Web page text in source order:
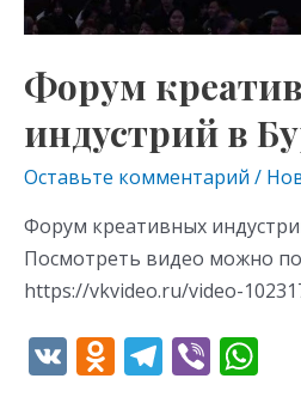
Форум
индустрий в
Оставьте комментарий /
Форум креативных
Посмотреть видео можно по
https://vkvideo.ru/video-
V O T Vi